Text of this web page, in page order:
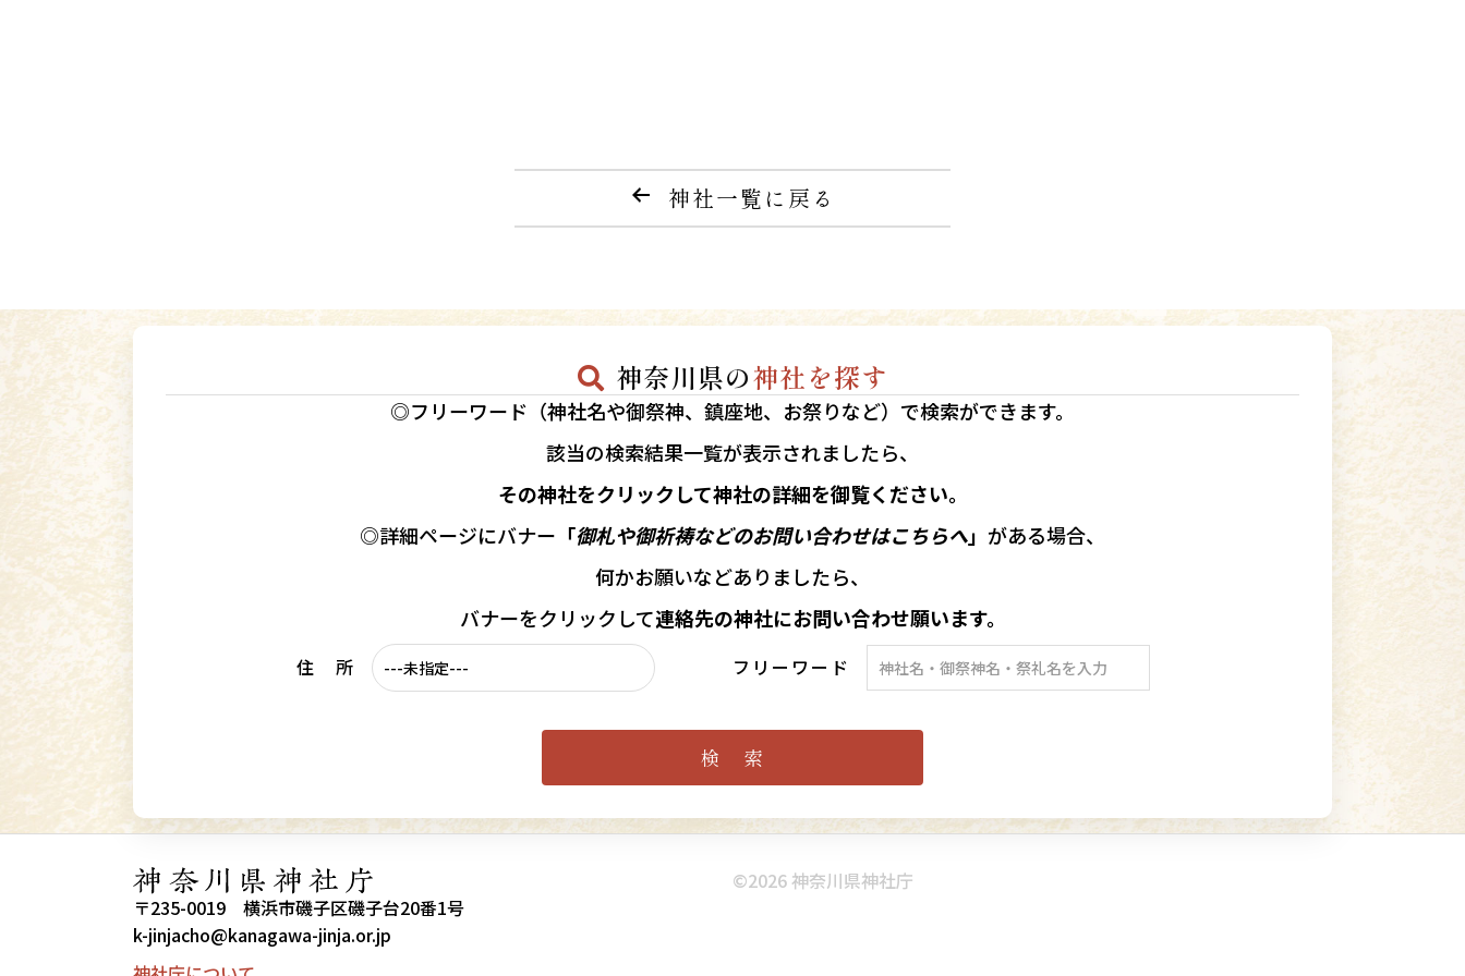
神社一覧に戻る
神奈川県の神社を探す
◎フリーワード（神社名や御祭神、鎮座地、お祭りなど）で検索ができます。
該当の検索結果一覧が表示されましたら、
その神社をクリックして神社の詳細を御覧ください。
◎詳細ページにバナー 「御札や御祈祷などのお問い合わせはこちらへ」 がある場合、
何かお願いなどありましたら、
バナーをクリックして連絡先の神社にお問い合わせ願います。
住 所 フリーワード
〒235-0019 横浜市磯子区磯子台20番1号
k-jinjacho@kanagawa-jinja.or.jp
©︎2026 神奈川県神社庁